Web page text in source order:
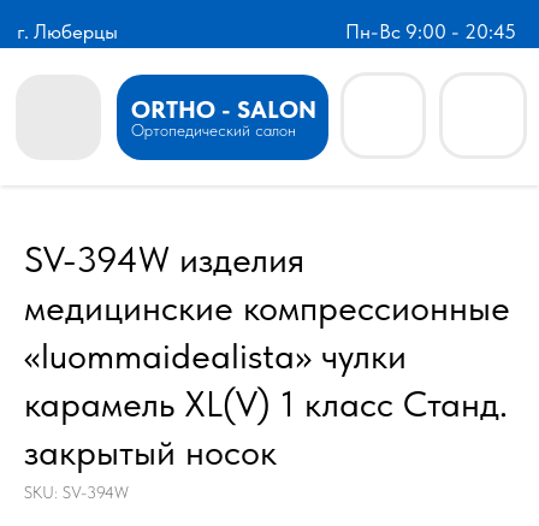
г. Люберцы Пн-Вс 9:00 - 20:45
ORTHO - SALON
Ортопедический салон
SV-394W изделия
медицинские компрессионные
«luommaidealista» чулки
карамель XL(V) 1 класс Станд.
закрытый носок
SKU: SV-394W